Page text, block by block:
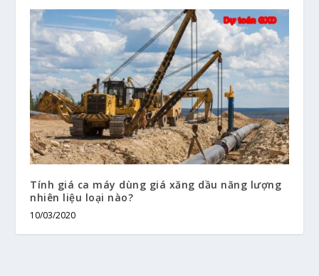
Tính giá ca máy dùng giá xăng dầu năng lượng
nhiên liệu loại nào?
10/03/2020